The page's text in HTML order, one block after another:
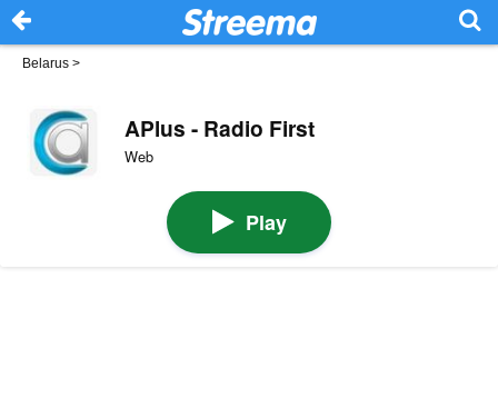
Belarus >
APlus - Radio First
Web
Play